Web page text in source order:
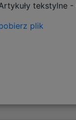
tekstylne -
plik